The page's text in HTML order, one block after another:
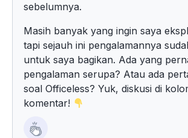
sebelumnya.
Masih banyak yang ingin saya
tapi sejauh ini pengalamannya
untuk saya bagikan. Ada yang
pengalaman serupa? Atau ada
soal Officeless? Yuk, diskusi di
komentar!